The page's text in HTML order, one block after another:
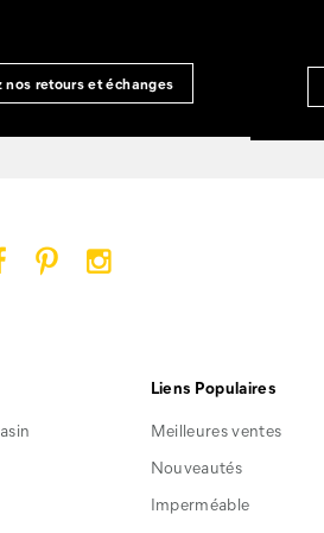
nos retours et échanges
Liens Populaires
Meilleures ventes
Nouveautés
Imperméable